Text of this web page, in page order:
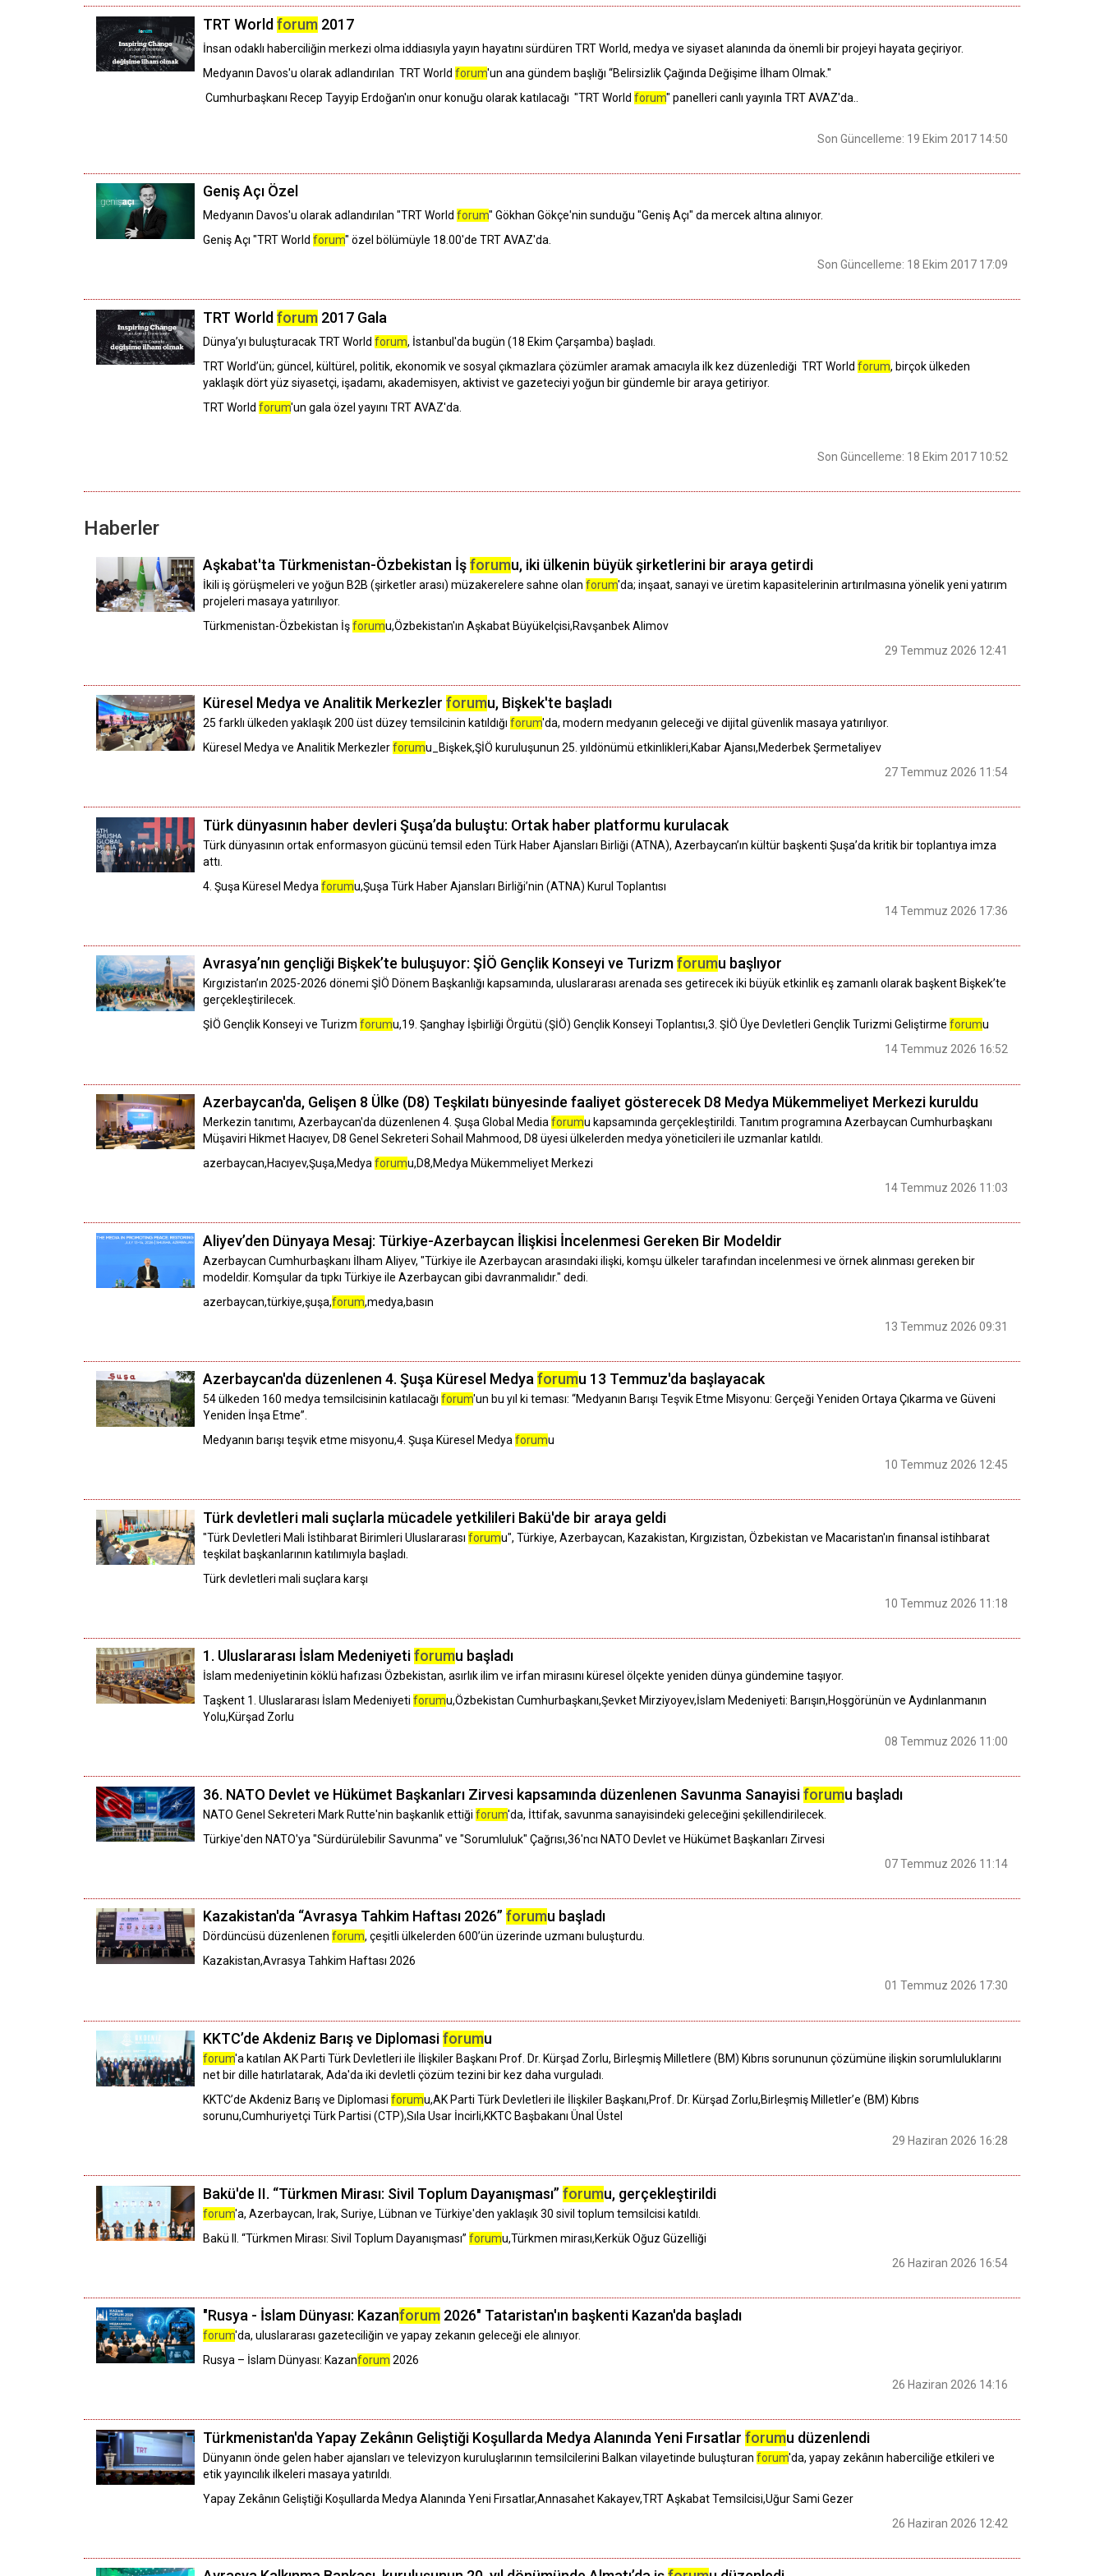
TRT Worldforum 2017
İnsan odaklı haberciliğin merkezi olma iddiasıyla yayın hayatını sürdüren TRT World, medya ve siyaset alanında da önemli bir projeyi hayata geçiriyor.
Medyanın Davos'u olarak adlandırılan TRT World forum'un ana gündem başlığı “Belirsizlik Çağında Değişime İlham Olmak."
Cumhurbaşkanı Recep Tayyip Erdoğan'ın onur konuğu olarak katılacağı "TRT World forum" panelleri canlı yayınla TRT AVAZ'da..
Son Güncelleme: 19 Ekim 2017 14:50
Geniş Açı Özel
Medyanın Davos'u olarak adlandırılan "TRT World forum" Gökhan Gökçe'nin sunduğu "Geniş Açı" da mercek altına alınıyor.
Geniş Açı "TRT World forum" özel bölümüyle 18.00'de TRT AVAZ'da.
Son Güncelleme: 18 Ekim 2017 17:09
TRT Worldforum 2017 Gala
Dünya’yı buluşturacak TRT World forum, İstanbul'da bugün (18 Ekim Çarşamba) başladı.
TRT World’ün; güncel, kültürel, politik, ekonomik ve sosyal çıkmazlara çözümler aramak amacıyla ilk kez düzenlediği TRT World forum, birçok ülkeden
yaklaşık dört yüz siyasetçi, işadamı, akademisyen, aktivist ve gazeteciyi yoğun bir gündemle bir araya getiriyor.
TRT World forum'un gala özel yayını TRT AVAZ'da.
Son Güncelleme: 18 Ekim 2017 10:52
Haberler
Aşkabat'ta Türkmenistan-Özbekistan İşforumu, iki ülkenin büyük şirketlerini bir araya getirdi
İkili iş görüşmeleri ve yoğun B2B (şirketler arası) müzakerelere sahne olan forum'da; inşaat, sanayi ve üretim kapasitelerinin artırılmasına yönelik yeni yatırım
projeleri masaya yatırılıyor.
Türkmenistan-Özbekistan İşforumu,Özbekistan'ın Aşkabat Büyükelçisi,Ravşanbek Alimov
29 Temmuz 2026 12:41
Küresel Medya ve Analitik Merkezler forumu, Bişkek'te başladı
25 farklı ülkeden yaklaşık 200 üst düzey temsilcinin katıldığı forum'da, modern medyanın geleceği ve dijital güvenlik masaya yatırılıyor.
Küresel Medya ve Analitik Merkezlerforumu_Bişkek,ŞİÖ kuruluşunun 25. yıldönümü etkinlikleri,Kabar Ajansı,Mederbek Şermetaliyev
27 Temmuz 2026 11:54
Türk dünyasının haber devleri Şuşa’da buluştu: Ortak haber platformu kurulacak
Türk dünyasının ortak enformasyon gücünü temsil eden Türk Haber Ajansları Birliği (ATNA), Azerbaycan’ın kültür başkenti Şuşa’da kritik bir toplantıya imza
attı.
4. Şuşa Küresel Medya forumu,Şuşa Türk Haber Ajansları Birliği’nin (ATNA) Kurul Toplantısı
14 Temmuz 2026 17:36
Avrasya’nın gençliği Bişkek’te buluşuyor: ŞİÖ Gençlik Konseyi ve Turizmforumu başlıyor
Kırgızistan’ın 2025-2026 dönemi ŞİÖ Dönem Başkanlığı kapsamında, uluslararası arenada ses getirecek iki büyük etkinlik eş zamanlı olarak başkent Bişkek’te
gerçekleştirilecek.
ŞİÖ Gençlik Konseyi ve Turizm forumu,19. Şanghay İşbirliği Örgütü (ŞİÖ) Gençlik Konseyi Toplantısı,3. ŞİÖ Üye Devletleri Gençlik Turizmi Geliştirme forumu
14 Temmuz 2026 16:52
Azerbaycan'da, Gelişen 8 Ülke (D8) Teşkilatı bünyesinde faaliyet gösterecek D8 Medya Mükemmeliyet Merkezi kuruldu
Merkezin tanıtımı, Azerbaycan'da düzenlenen 4. Şuşa Global Media forumu kapsamında gerçekleştirildi. Tanıtım programına Azerbaycan Cumhurbaşkanı
Müşaviri Hikmet Hacıyev, D8 Genel Sekreteri Sohail Mahmood, D8 üyesi ülkelerden medya yöneticileri ile uzmanlar katıldı.
azerbaycan,Hacıyev,Şuşa,Medya forumu,D8,Medya Mükemmeliyet Merkezi
14 Temmuz 2026 11:03
Aliyev’den Dünyaya Mesaj: Türkiye-Azerbaycan İlişkisi İncelenmesi Gereken Bir Modeldir
Azerbaycan Cumhurbaşkanı İlham Aliyev, "Türkiye ile Azerbaycan arasındaki ilişki, komşu ülkeler tarafından incelenmesi ve örnek alınması gereken bir
modeldir. Komşular da tıpkı Türkiye ile Azerbaycan gibi davranmalıdır." dedi.
azerbaycan,türkiye,şuşa,forum,medya,basın
13 Temmuz 2026 09:31
Azerbaycan'da düzenlenen 4. Şuşa Küresel Medya forumu 13 Temmuz'da başlayacak
54 ülkeden 160 medya temsilcisinin katılacağı forum'un bu yıl ki teması: “Medyanın Barışı Teşvik Etme Misyonu: Gerçeği Yeniden Ortaya Çıkarma ve Güveni
Yeniden İnşa Etme”.
Medyanın barışı teşvik etme misyonu,4. Şuşa Küresel Medya forumu
10 Temmuz 2026 12:45
Türk devletleri mali suçlarla mücadele yetkilileri Bakü'de bir araya geldi
"Türk Devletleri Mali İstihbarat Birimleri Uluslararası forumu", Türkiye, Azerbaycan, Kazakistan, Kırgızistan, Özbekistan ve Macaristan'ın finansal istihbarat
teşkilat başkanlarının katılımıyla başladı.
Türk devletleri mali suçlara karşı
10 Temmuz 2026 11:18
1. Uluslararası İslam Medeniyetiforumu başladı
İslam medeniyetinin köklü hafızası Özbekistan, asırlık ilim ve irfan mirasını küresel ölçekte yeniden dünya gündemine taşıyor.
Taşkent 1. Uluslararası İslam Medeniyeti forumu,Özbekistan Cumhurbaşkanı,Şevket Mirziyoyev,İslam Medeniyeti: Barışın,Hoşgörünün ve Aydınlanmanın
Yolu,Kürşad Zorlu
08 Temmuz 2026 11:00
36.⁠ ⁠NATO Devlet ve Hükümet Başkanları Zirvesi kapsamında düzenlenen Savunma Sanayisiforumu başladı
NATO Genel Sekreteri Mark Rutte'nin başkanlık ettiği forum'da, İttifak, savunma sanayisindeki geleceğini şekillendirilecek.
Türkiye'den NATO'ya "Sürdürülebilir Savunma" ve "Sorumluluk" Çağrısı,36'ncı NATO Devlet ve Hükümet Başkanları Zirvesi
07 Temmuz 2026 11:14
Kazakistan'da “Avrasya Tahkim Haftası 2026” forumu başladı
Dördüncüsü düzenlenen forum, çeşitli ülkelerden 600’ün üzerinde uzmanı buluşturdu.
Kazakistan,Avrasya Tahkim Haftası 2026
01 Temmuz 2026 17:30
KKTC’de Akdeniz Barış ve Diplomasiforumu
forum'a katılan AK Parti Türk Devletleri ile İlişkiler Başkanı Prof. Dr. Kürşad Zorlu, Birleşmiş Milletlere (BM) Kıbrıs sorununun çözümüne ilişkin sorumluluklarını
net bir dille hatırlatarak, Ada'da iki devletli çözüm tezini bir kez daha vurguladı.
KKTC’de Akdeniz Barış ve Diplomasi forumu,AK Parti Türk Devletleri ile İlişkiler Başkanı,Prof. Dr. Kürşad Zorlu,Birleşmiş Milletler’e (BM) Kıbrıs
sorunu,Cumhuriyetçi Türk Partisi (CTP),Sıla Usar İncirli,KKTC Başbakanı Ünal Üstel
29 Haziran 2026 16:28
Bakü'de II. “Türkmen Mirası: Sivil Toplum Dayanışması” forumu, gerçekleştirildi
forum'a, Azerbaycan, Irak, Suriye, Lübnan ve Türkiye'den yaklaşık 30 sivil toplum temsilcisi katıldı.
Bakü II. “Türkmen Mirası: Sivil Toplum Dayanışması” forumu,Türkmen mirası,Kerkük Oğuz Güzelliği
26 Haziran 2026 16:54
"Rusya - İslam Dünyası: Kazanforum 2026" Tataristan'ın başkenti Kazan'da başladı
forum'da, uluslararası gazeteciliğin ve yapay zekanın geleceği ele alınıyor.
Rusya – İslam Dünyası: Kazanforum 2026
26 Haziran 2026 14:16
Türkmenistan'da Yapay Zekânın Geliştiği Koşullarda Medya Alanında Yeni Fırsatlar forumu düzenlendi
Dünyanın önde gelen haber ajansları ve televizyon kuruluşlarının temsilcilerini Balkan vilayetinde buluşturan forum'da, yapay zekânın haberciliğe etkileri ve
etik yayıncılık ilkeleri masaya yatırıldı.
Yapay Zekânın Geliştiği Koşullarda Medya Alanında Yeni Fırsatlar,Annasahet Kakayev,TRT Aşkabat Temsilcisi,Uğur Sami Gezer
26 Haziran 2026 12:42